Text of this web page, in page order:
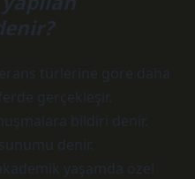
türlerine göre daha
gerçekleşir.
bildiri denir.
denir.
yaşamda özel